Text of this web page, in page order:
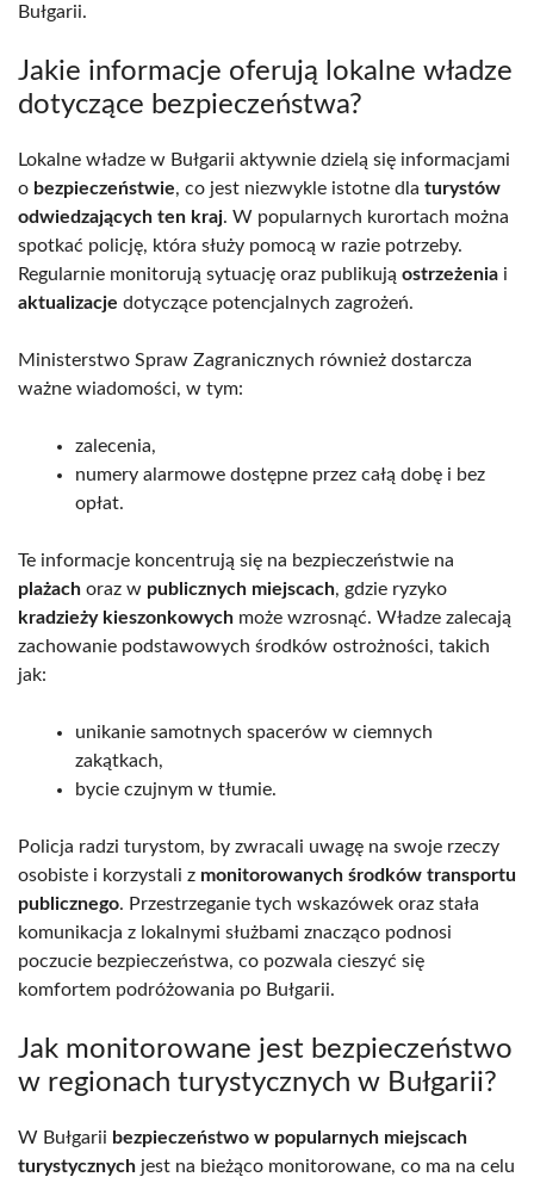
Bułgarii.
Jakie informacje oferują lokalne władze
dotyczące bezpieczeństwa?
Lokalne władze w Bułgarii aktywnie dzielą się informacjami
o bezpieczeństwie, co jest niezwykle istotne dla turystów
odwiedzających ten kraj. W popularnych kurortach można
spotkać policję, która służy pomocą w razie potrzeby.
Regularnie monitorują sytuację oraz publikują ostrzeżenia i
aktualizacje dotyczące potencjalnych zagrożeń.
Ministerstwo Spraw Zagranicznych również dostarcza
ważne wiadomości, w tym:
zalecenia,
numery alarmowe dostępne przez całą dobę i bez
opłat.
Te informacje koncentrują się na bezpieczeństwie na
plażach oraz w publicznych miejscach, gdzie ryzyko
kradzieży kieszonkowych może wzrosnąć. Władze zalecają
zachowanie podstawowych środków ostrożności, takich
jak:
unikanie samotnych spacerów w ciemnych
zakątkach,
bycie czujnym w tłumie.
Policja radzi turystom, by zwracali uwagę na swoje rzeczy
osobiste i korzystali z monitorowanych środków transportu
publicznego. Przestrzeganie tych wskazówek oraz stała
komunikacja z lokalnymi służbami znacząco podnosi
poczucie bezpieczeństwa, co pozwala cieszyć się
komfortem podróżowania po Bułgarii.
Jak monitorowane jest bezpieczeństwo
w regionach turystycznych w Bułgarii?
W Bułgarii bezpieczeństwo w popularnych miejscach
turystycznych jest na bieżąco monitorowane, co ma na celu